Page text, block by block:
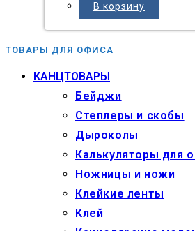
В корзину
ТОВАРЫ ДЛЯ ОФИСА
КАНЦТОВАРЫ
Бейджи
Степлеры и скобы
Дыроколы
Калькуляторы для
Ножницы и ножи
Клейкие ленты
Клей